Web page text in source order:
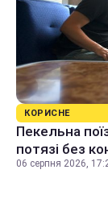
КОРИСНЕ
Пекельна
потязі без
06 серпня 2026,